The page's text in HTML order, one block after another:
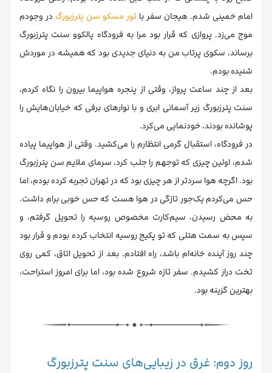
امام خمینی شدم. هیجان سفر با تور مسکو سن پترزبورگ در وجودم
موج می‌زد. پروازی که قرار بود مرا به فرودگاه پالکوو سنت پترزبورگ
برساند، سکوی پرتاب من به دنیای جدیدی بود که همیشه در موردش
شنیده بودم.
بعد از چند ساعت پرواز، وقتی از پنجره هواپیما بیرون را نگاه کردم،
سنت پترزبورگ زیر آسمانی ابری و با نوارهای برفی که خیابان‌هایش را
پوشانده بودند، خودنمایی می‌کرد.
در فرودگاه، استقبال گرمی انتظارم را می‌کشید. وقتی از هواپیما پیاده
شدم، اولین چیزی که توجهم را جلب کرد، سرمای ملایم سن پترزبورگ
بود. اگرچه هوا سردتر از هر چیزی بود که در تهران تجربه کرده بودم، اما
حس می‌کردم یک‌جور تازگی در هوا هست که حس خوبی برام داشت.
به محض رسیدن، سیم‌کارت مخصوص روسیه را تحویل گرفتم، و
سپس به سمت هتلی که تو پکیج روسیه انتخاب کرده بودم و قرار بود
چند روز آینده خانه‌ام باشد، راه افتادم. بعد از تحویل اتاق، کمی روی
تخت دراز کشیدم. سفر تازه شروع شده بود، اما برای امروز استراحت،
بهترین گزینه بود.
روز دوم: غرق در زیبایی‌های سنت پترزبورگ